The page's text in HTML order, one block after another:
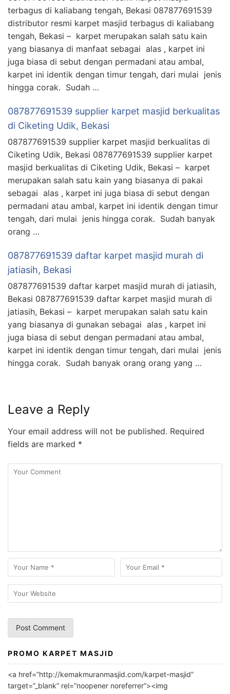
terbagus di kaliabang tengah, Bekasi 087877691539
distributor resmi karpet masjid terbagus di kaliabang
tengah, Bekasi – karpet merupakan salah satu kain
yang biasanya di manfaat sebagai alas , karpet ini
juga biasa di sebut dengan permadani atau ambal,
karpet ini identik dengan timur tengah, dari mulai jenis
hingga corak. Sudah …
087877691539 supplier karpet masjid berkualitas
di Ciketing Udik, Bekasi
087877691539 supplier karpet masjid berkualitas di
Ciketing Udik, Bekasi 087877691539 supplier karpet
masjid berkualitas di Ciketing Udik, Bekasi – karpet
merupakan salah satu kain yang biasanya di pakai
sebagai alas , karpet ini juga biasa di sebut dengan
permadani atau ambal, karpet ini identik dengan timur
tengah, dari mulai jenis hingga corak. Sudah banyak
orang …
087877691539 daftar karpet masjid murah di
jatiasih, Bekasi
087877691539 daftar karpet masjid murah di jatiasih,
Bekasi 087877691539 daftar karpet masjid murah di
jatiasih, Bekasi – karpet merupakan salah satu kain
yang biasanya di gunakan sebagai alas , karpet ini
juga biasa di sebut dengan permadani atau ambal,
karpet ini identik dengan timur tengah, dari mulai jenis
hingga corak. Sudah banyak orang orang yang …
Leave a Reply
Your email address will not be published. Required
fields are marked *
A
l
PROMO KARPET MASJID
<a href=”http://kemakmuranmasjid.com/karpet-masjid”
target=”_blank” rel=”noopener noreferrer”><img